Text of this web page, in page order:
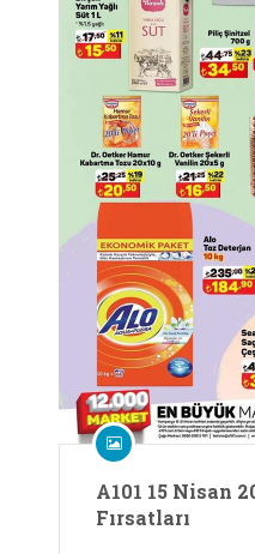
A101 15 Nisan
Fırsatları